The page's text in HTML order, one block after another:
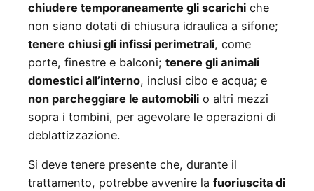
chiudere temporaneamente gli scarichi che
non siano dotati di chiusura idraulica a sifone;
tenere chiusi gli infissi perimetrali, come
porte, finestre e balconi; tenere gli animali
domestici all’interno, inclusi cibo e acqua; e
non parcheggiare le automobili o altri mezzi
sopra i tombini, per agevolare le operazioni di
deblattizzazione.
Si deve tenere presente che, durante il
trattamento, potrebbe avvenire la fuoriuscita di